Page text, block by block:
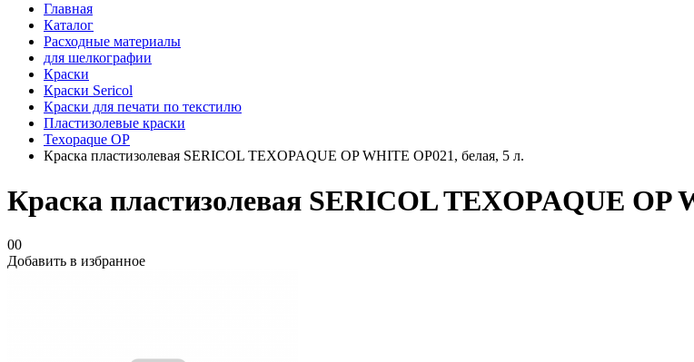
Главная
Каталог
Расходные материалы
для шелкографии
Краски
Краски Sericol
Краски для печати по текстилю
Пластизолевые краски
Texopaque OP
Краска пластизолевая SERICOL TEXOPAQUE OP WHITE OP021, белая, 5 л.
Краска пластизолевая SERICOL TEXOPAQUE OP
00
Добавить в избранное